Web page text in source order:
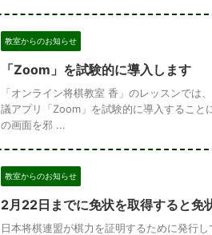
教室からのお知らせ
「Zoom」を試験的に導入します
「オンライン将棋教室 香」のレッスンでは
議アプリ「Zoom」を試験的に導入するこ
の画面を邪 ...
教室からのお知らせ
2月22日までに免状を取得すると免
日本将棋連盟が棋力を証明するために発行